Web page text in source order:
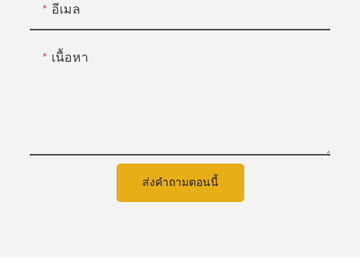
อีเมล
เนื้อหา
ส่งคำถามตอนนี้